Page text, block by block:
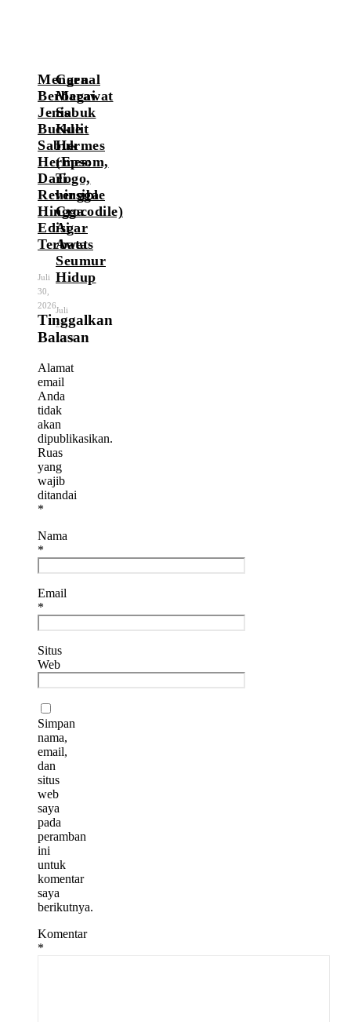
Mengenal
Berbagai
Jenis
Buckle
Sabuk
Hermes:
Dari
Reversible
Hingga
Edisi
Terbatas
Juli
30,
2026
Cara
Merawat
Sabuk
Kulit
Hermes
(Epsom,
Togo,
hingga
Crocodile)
Agar
Awet
Seumur
Hidup
Juli
29,
2026
Tinggalkan
Balasan
Alamat
email
Anda
tidak
akan
dipublikasikan.
Ruas
yang
wajib
ditandai
*
Nama
*
Email
*
Situs
Web
Simpan
nama,
email,
dan
situs
web
saya
pada
peramban
ini
untuk
komentar
saya
berikutnya.
Komentar
*